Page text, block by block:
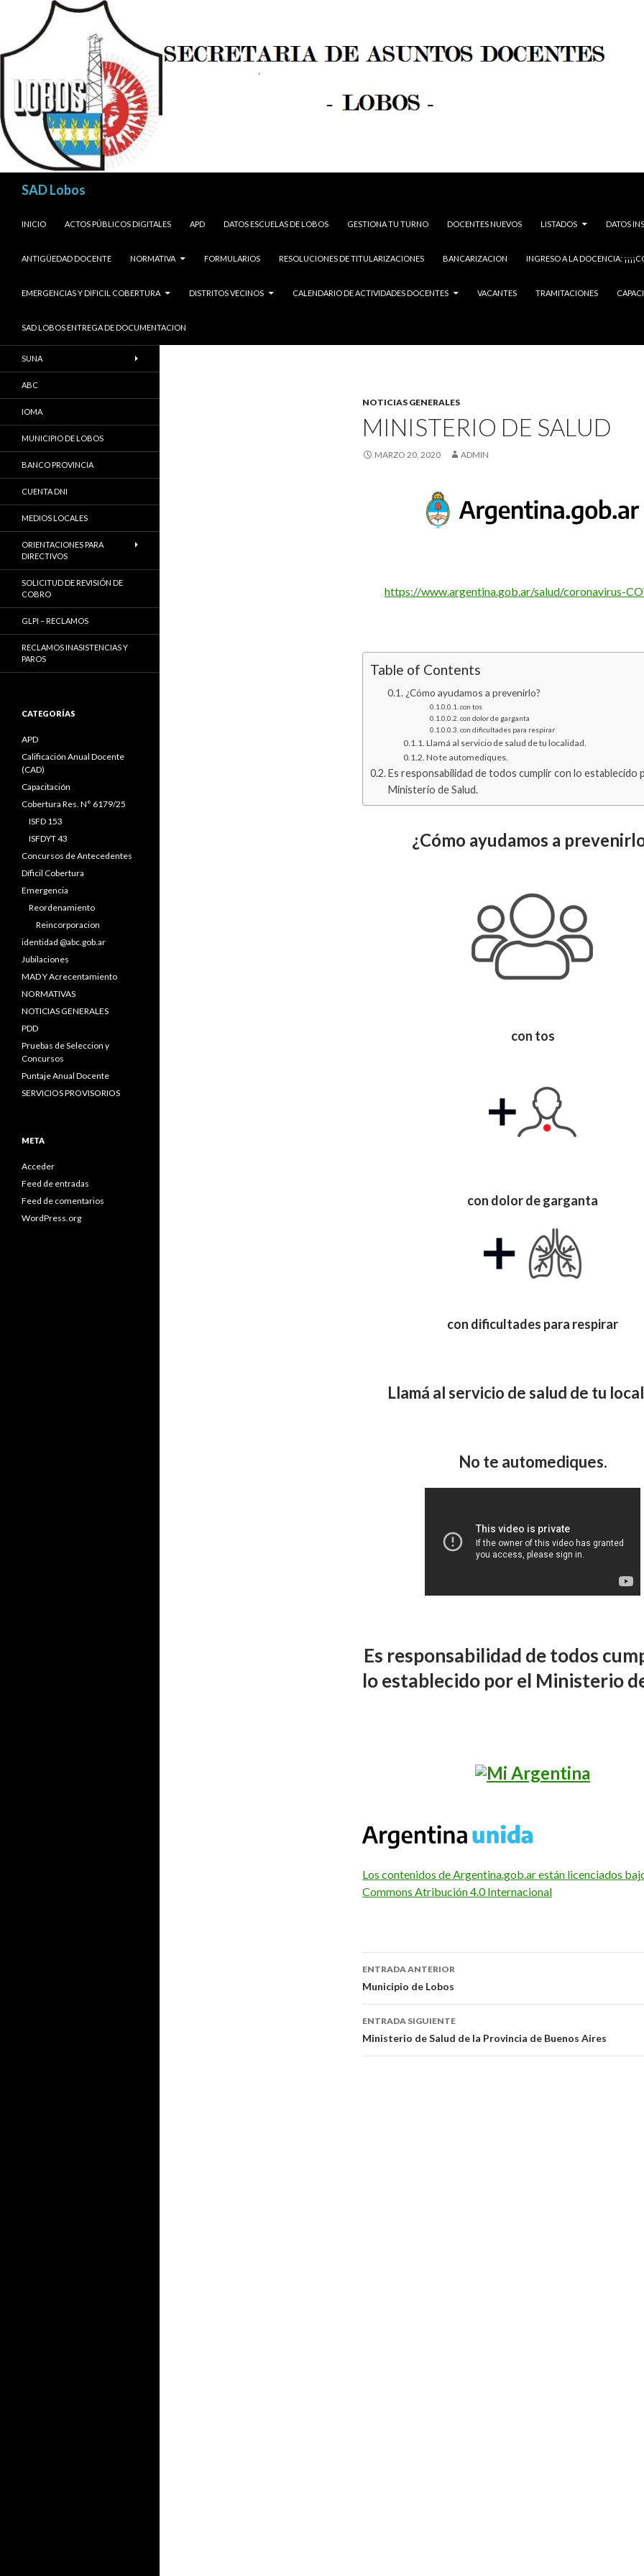
SAD Lobos
INICIO
ACTOS PÚBLICOS DIGITALES APD DATOS ESCUELAS DE LOBOS GESTIONA TU TURNO DOCENTES NUEVOS LISTADOS DATOS
ANTIGÜEDAD DOCENTE NORMATIVA FORMULARIOS RESOLUCIONES DE TITULARIZACIONES BANCARIZACION INGRESO A LA DOCENCIA:
EMERGENCIAS Y DIFICIL COBERTURA DISTRITOS VECINOS CALENDARIO DE ACTIVIDADES DOCENTES VACANTES TRAMITACIONES
SAD LOBOS ENTREGA DE DOCUMENTACION
NOTICIAS GENERALES
MINISTERIO DE SALUD
MARZO 20, 2020 ADMIN
https://www.argentina.gob.ar/salud/coronavirus-
Table of Contents
¿Cómo ayudamos a prevenirlo?
con tos
con dolor de garganta
con dificultades para respirar
Llamá al servicio de salud de tu localidad.
No te automediques.
Es responsabilidad de todos cumplir con lo establecido
Ministerio de Salud.
¿Cómo ayudamos a
con tos
con dolor de garganta
con dificultades para respirar
Llamá al servicio de salud de tu
No te automediques.
Es responsabilidad de todos
lo establecido por el Ministerio
Los contenidos de Argentina.gob.ar están licenciados
Commons Atribución 4.0 Internacional
Navegación
de
entradas
ENTRADA ANTERIOR
Municipio de Lobos
ENTRADA SIGUIENTE
Ministerio de Salud de la Provincia de Buenos Aires
SUNA
ABC
IOMA
MUNICIPIO DE LOBOS
BANCO PROVINCIA
CUENTA DNI
MEDIOS LOCALES
ORIENTACIONES PARA
DIRECTIVOS
SOLICITUD DE REVISIÓN DE
COBRO
GLPI – RECLAMOS
RECLAMOS INASISTENCIAS Y
PAROS
CATEGORÍAS
APD
Calificación Anual Docente
(CAD)
Capacitación
Cobertura Res. N° 6179/25
ISFD 153
ISFDYT 43
Concursos de Antecedentes
Díficil Cobertura
Emergencia
Reordenamiento
Reincorporacion
identidad @abc.gob.ar
Jubilaciones
MAD Y Acrecentamiento
NORMATIVAS
NOTICIAS GENERALES
PDD
Pruebas de Seleccion y
Concursos
Puntaje Anual Docente
SERVICIOS PROVISORIOS
META
Acceder
Feed de entradas
Feed de comentarios
WordPress.org